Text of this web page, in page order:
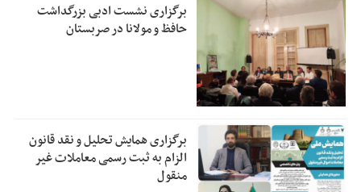
برگزاری نشست ادبی بزرگداشت
حافظ و مولانا در صربستان
برگزاری همایش تحلیل و نقد قانون
الزام به ثبت رسمی معاملات غیر
منقول